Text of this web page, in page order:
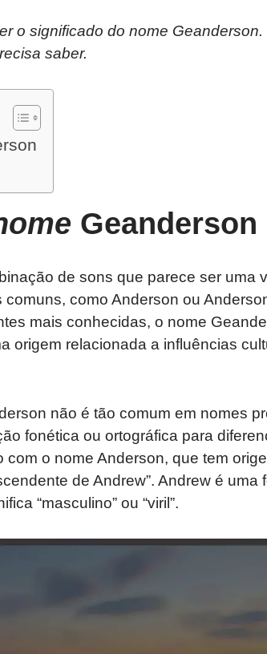
o significado do nome
saber.
Geanderson
de sons que parece ser uma
como Anderson ou
mais conhecidas, o nome
origem relacionada a influências
não é tão comum em nomes
fonética ou ortográfica para
com o nome Anderson, que tem
de Andrew”. Andrew é uma
“masculino” ou “viril”.